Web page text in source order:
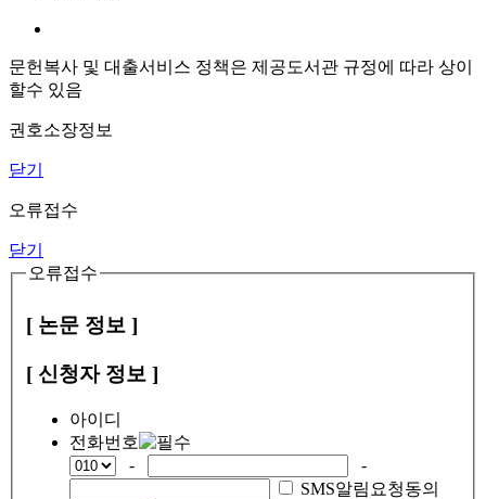
문헌복사 및 대출서비스 정책은 제공도서관 규정에 따라 상이
할수 있음
권호소장정보
닫기
오류접수
닫기
오류접수
[ 논문 정보 ]
[ 신청자 정보 ]
아이디
전화번호
-
-
SMS알림요청동의